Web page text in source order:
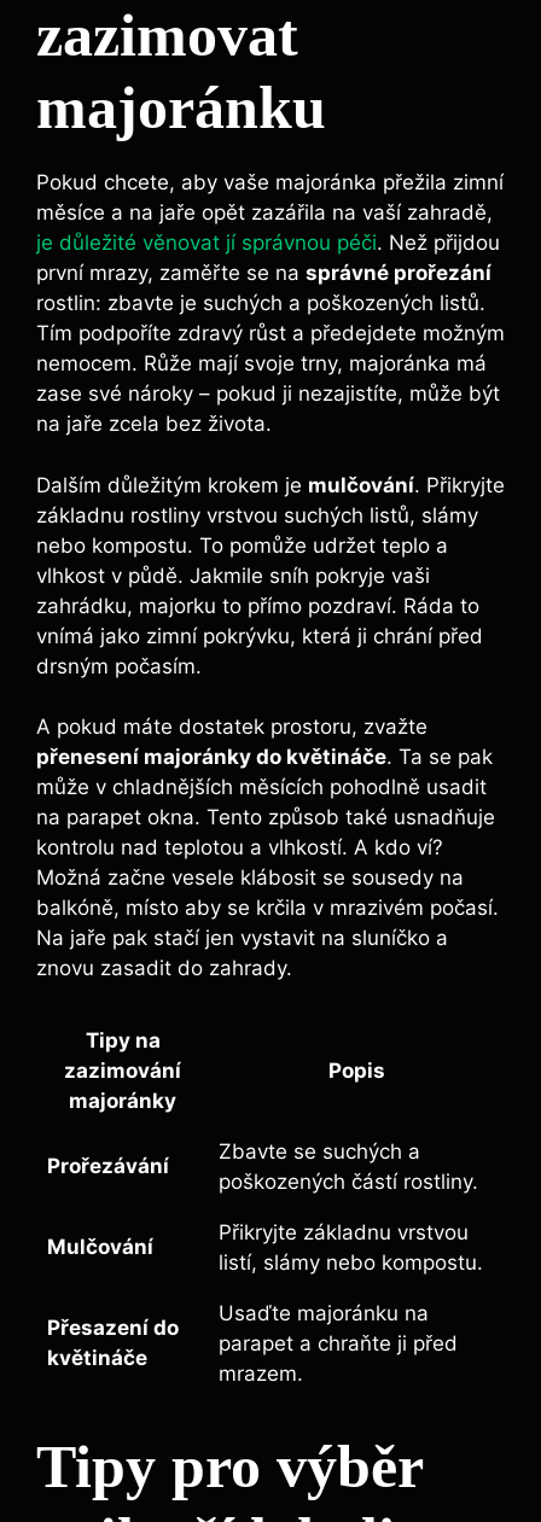
zazimovat
majoránku
Pokud chcete, aby vaše majoránka přežila zimní
měsíce a na jaře opět zazářila na vaší zahradě,
je důležité věnovat jí správnou péči. Než přijdou
první mrazy, zaměřte se na správné prořezání
rostlin: zbavte je suchých a poškozených listů.
Tím podpoříte zdravý růst a předejdete možným
nemocem. Růže mají svoje trny, majoránka má
zase své nároky – pokud ji nezajistíte, může být
na jaře zcela bez života.
Dalším důležitým krokem je mulčování. Přikryjte
základnu rostliny vrstvou suchých listů, slámy
nebo kompostu. To pomůže udržet teplo a
vlhkost v půdě. Jakmile sníh pokryje vaši
zahrádku, majorku to přímo pozdraví. Ráda to
vnímá jako zimní pokrývku, která ji chrání před
drsným počasím.
A pokud máte dostatek prostoru, zvažte
přenesení majoránky do květináče. Ta se pak
může v chladnějších měsících pohodlně usadit
na parapet okna. Tento způsob také usnadňuje
kontrolu nad teplotou a vlhkostí. A kdo ví?
Možná začne vesele klábosit se sousedy na
balkóně, místo aby se krčila v mrazivém počasí.
Na jaře pak stačí jen vystavit na sluníčko a
znovu zasadit do zahrady.
Tipy na
zazimování
majoránky
Popis
Prořezávání
Zbavte se suchých a
poškozených částí rostliny.
Mulčování
Přikryjte základnu vrstvou
listí, slámy nebo kompostu.
Přesazení do
květináče
Usaďte majoránku na
parapet a chraňte ji před
mrazem.
Tipy pro výběr